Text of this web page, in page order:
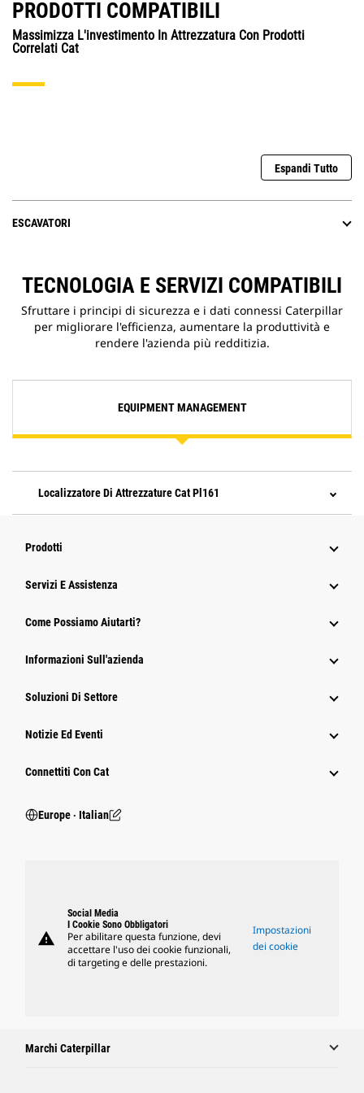
PRODOTTI COMPATIBILI
Massimizza L'investimento In Attrezzatura Con Prodotti
Correlati Cat
Espandi Tutto
ESCAVATORI
TECNOLOGIA E SERVIZI COMPATIBILI
Sfruttare i principi di sicurezza e i dati connessi Caterpillar
per migliorare l'efficienza, aumentare la produttività e
rendere l'azienda più redditizia.
EQUIPMENT MANAGEMENT
Localizzatore Di Attrezzature Cat Pl161
Prodotti
Servizi E Assistenza
Come Possiamo Aiutarti?
Informazioni Sull'azienda
Soluzioni Di Settore
Notizie Ed Eventi
Connettiti Con Cat
Europe ‧ Italian
warning
Social Media
I Cookie Sono Obbligatori
Per abilitare questa funzione, devi
accettare l'uso dei cookie funzionali,
di targeting e delle prestazioni.
Impostazioni
dei cookie
Marchi Caterpillar